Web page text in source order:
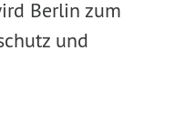
Berlin zum
und